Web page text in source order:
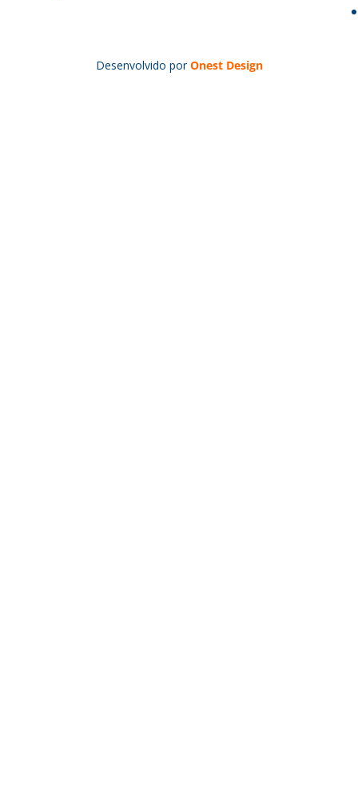
Desenvolvido por Onest Design